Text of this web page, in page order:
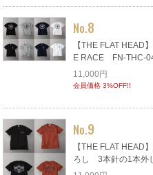
No.8
【THE FLAT
E RACE FN-THC-
11,000円
会員価格 3%OFF!!
No.9
【THE FLAT HEAD
ろし 3本針の1本外